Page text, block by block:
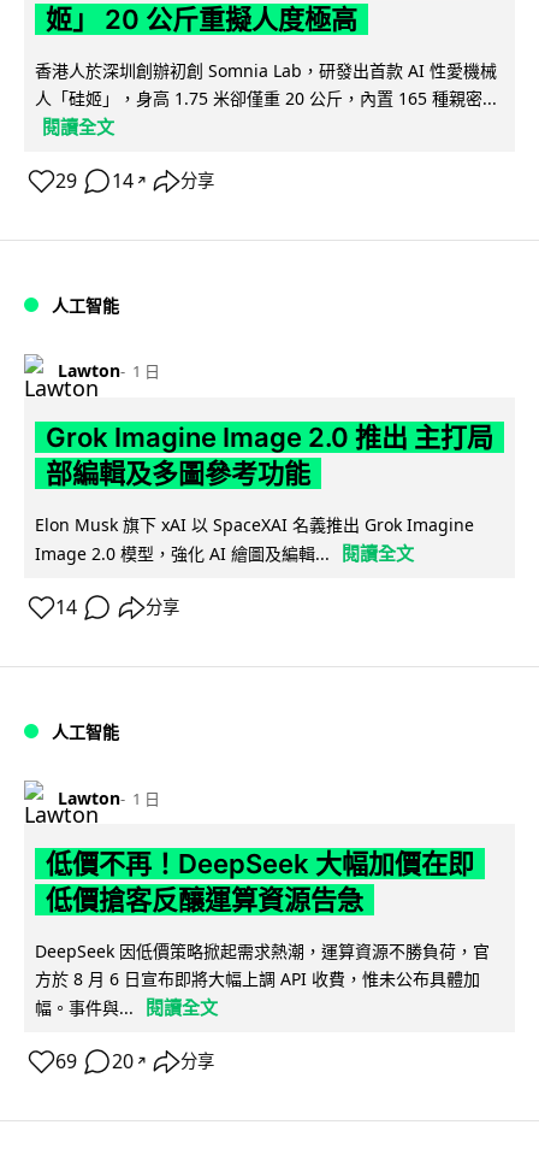
姬」 20 公斤重擬人度極高
香港人於深圳創辦初創 Somnia Lab，研發出首款 AI 性愛機械
人「硅姬」，身高 1.75 米卻僅重 20 公斤，內置 165 種親密...
閱讀全文
29 14 ↗ 分享
人工智能
Lawton 1 日
Grok Imagine Image 2.0 推出 主打局
部編輯及多圖參考功能
Elon Musk 旗下 xAI 以 SpaceXAI 名義推出 Grok Imagine
Image 2.0 模型，強化 AI 繪圖及編輯...
閱讀全文
14 分享
人工智能
Lawton 1 日
低價不再！DeepSeek 大幅加價在即
低價搶客反釀運算資源告急
DeepSeek 因低價策略掀起需求熱潮，運算資源不勝負荷，官
方於 8 月 6 日宣布即將大幅上調 API 收費，惟未公布具體加
幅。事件與...
閱讀全文
69 20 ↗ 分享